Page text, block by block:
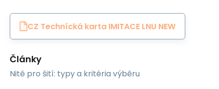
CZ Technícká karta IMITACE LNU NEW
Články
Nitě pro šití: typy a kritéria výběru